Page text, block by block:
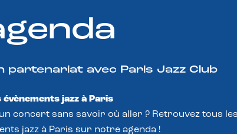
partenariat avec Paris Jazz Club
évènements jazz à Paris
concert sans savoir où aller ? Retrouvez tous les
jazz à Paris sur notre agenda !